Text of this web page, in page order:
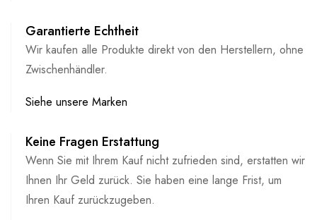
Garantierte Echtheit
Wir kaufen alle Produkte direkt von den Herstellern, ohne
Zwischenhändler.
Siehe unsere Marken
Keine Fragen Erstattung
Wenn Sie mit Ihrem Kauf nicht zufrieden sind, erstatten wir
Ihnen Ihr Geld zurück. Sie haben eine lange Frist, um
Ihren Kauf zurückzugeben.